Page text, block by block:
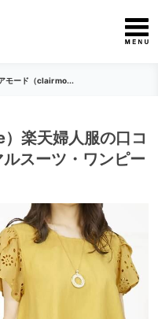
モード（clair mo...
楽天婦人服の口コ
スーツ・ワンピー